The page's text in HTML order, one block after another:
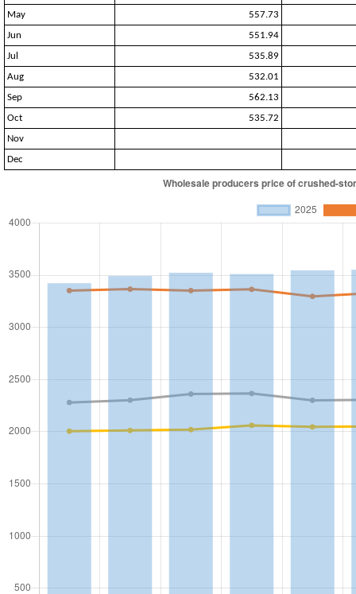
May
557.73
Jun
551.94
Jul
535.89
Aug
532.01
Sep
562.13
Oct
535.72
Nov
Dec